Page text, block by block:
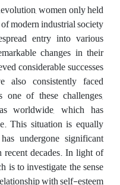
women only held
modern industrial society
entry into various
changes in their
considerable successes
also consistently faced
one of these challenges,
worldwide, which has
This situation is equally
undergone significant
decades. In light of
is to investigate the sense
with self-esteem